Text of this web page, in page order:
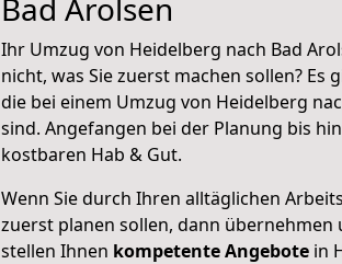
Bad Arolsen
Ihr Umzug von Heidelberg nach Bad
nicht, was Sie zuerst machen sollen? Es
die bei einem Umzug von Heidelberg
sind. Angefangen bei der Planung bis
kostbaren Hab & Gut.
Wenn Sie durch Ihren alltäglichen
zuerst planen sollen, dann übernehmen
stellen Ihnen kompetente Angebote in